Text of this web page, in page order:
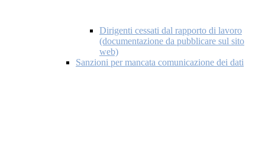
Dirigenti cessati dal rapporto di lavoro
(documentazione da pubblicare sul sito
web)
Sanzioni per mancata comunicazione dei dati